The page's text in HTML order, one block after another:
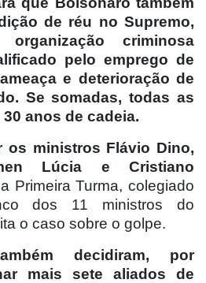
de réu no Supremo,
criminosa
pelo emprego de
e deterioração de
Se somadas, todas as
anos de cadeia.
os ministros Flávio Dino,
Lúcia e Cristiano
Primeira Turma, colegiado
dos 11 ministros do
o caso sobre o golpe.
decidiram, por
mais sete aliados de